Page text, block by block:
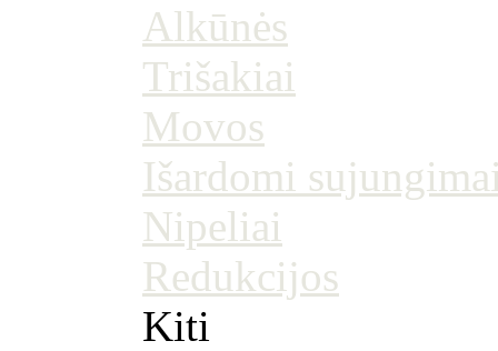
Alkūnės
Trišakiai
Movos
Išardomi
Nipeliai
Redukcijos
Kiti